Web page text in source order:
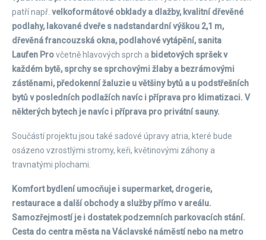
patří např. velkoformátové obklady a dlažby, kvalitní dřevěné
podlahy, lakované dveře s nadstandardní výškou 2,1 m,
dřevěná francouzská okna, podlahové vytápění, sanita
Laufen Provčetně hlavových sprch a bidetových spršek v
každém bytě, sprchy se sprchovými žlaby a bezrámovými
zástěnami, předokenní žaluzie u většiny bytů a u podstřešních
bytů v posledních podlažích navíc i příprava pro klimatizaci. V
některých bytech je navíc i příprava pro privátní sauny.
Součástí projektu jsou také sadové úpravy atria, které bude
osázeno vzrostlými stromy, keři, květinovými záhony a
travnatými plochami.
Komfort bydlení umocňuje i supermarket, drogerie,
restaurace a další obchody a služby přímo v areálu.
Samozřejmostí je i dostatek podzemních parkovacích stání.
Cesta do centra města na Václavské náměstí nebo na metro